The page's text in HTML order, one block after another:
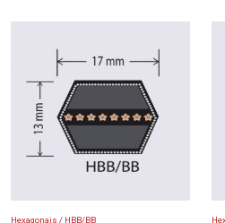
Hexagonais / HBB/BB